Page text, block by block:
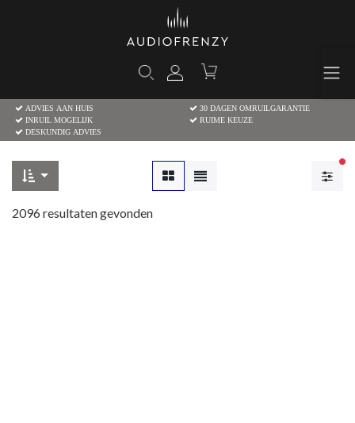
ADVIES AAN HUIS
30 DAGEN OMRUILGARANTIE
INRUIL MOGELIJK
RUIME KEUZE
DESKUNDIG ADVIES
2096resultaten gevonden